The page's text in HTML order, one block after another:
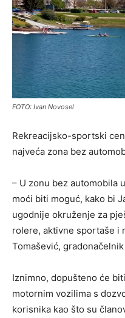
FOTO: Ivan Novosel
Rekreacijsko-sportski
najveća zona bez
– U zonu bez automobila
moći biti moguć, kako bi
ugodnije okruženje za
rolere, aktivne sportaše i
Tomašević,
Iznimno, dopušteno će
motornim vozilima s
korisnika kao što su